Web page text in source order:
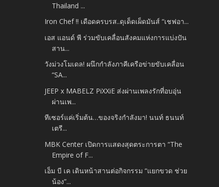
Thailand ...
Iron Chef !! เดือดครบรส..ดุเด็ดเผ็ดมันส์ “เชฟอา...
เอส แอนด์ พี ร่วมขับเคลื่อนสังคมแห่งการแบ่งปัน
สาน...
วังม่วงโมเดล! ผนึกกำลังภาคีเครือข่ายขับเคลื่อน
“SA...
JEEP x MABELZ PiXXiE ส่งผ่านเพลงรักที่อบอุ่น
ผ่านเพ...
ทีเซอร์แค่เริ่มต้น…ของจริงกำลังมา! นนท์ ธนนท์
เตรี...
MBK Center เปิดการแสดงสุดตระการตา “The
Empire of F...
เอ็ม บี เค เดินหน้าสานต่อกิจกรรม “แยกขวด ช่วย
น้อง”...